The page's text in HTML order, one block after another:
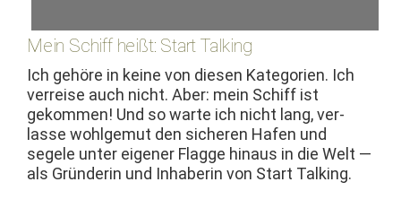
Mein Schiff heißt: Start Talking
Ich gehöre in keine von diesen Kat­e­gorien. Ich
ver­reise auch nicht. Aber: mein Schiff ist
gekom­men! Und so warte ich nicht lang, ver­
lasse wohlge­mut den sicheren Hafen und
segele unter eigen­er Flagge hin­aus in die Welt —
als Grün­derin und Inhab­erin von Start Talking.